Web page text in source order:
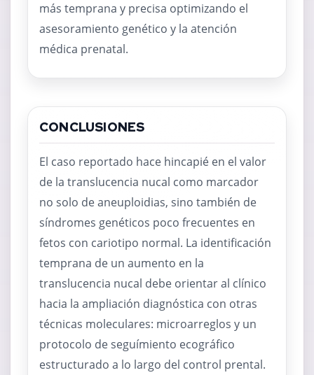
más temprana y precisa optimizando el
asesoramiento genético y la atención
médica prenatal.
CONCLUSIONES
El caso reportado hace hincapié en el valor
de la translucencia nucal como marcador
no solo de aneuploidias, sino también de
síndromes genéticos poco frecuentes en
fetos con cariotipo normal. La identificación
temprana de un aumento en la
translucencia nucal debe orientar al clínico
hacia la ampliación diagnóstica con otras
técnicas moleculares: microarreglos y un
protocolo de seguímiento ecográfico
estructurado a lo largo del control prental.